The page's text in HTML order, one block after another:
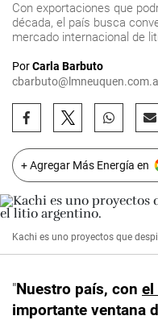
Con exportaciones que
década, el país busca
mercado internacional de
PorCarla Barbuto
+ Agregar Más Energía en
Kachi es uno proyectos que
"Nuestro país, con el
importante ventana